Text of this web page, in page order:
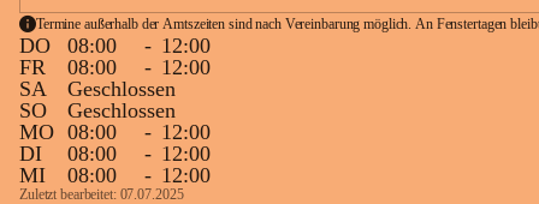
Termine außerhalb der Amtszeiten sind nach Vereinbarung möglich. An Fenstertagen
DO 08:00 - 12:00
FR
08:00 - 12:00
SA
Geschlossen
SO
Geschlossen
MO 08:00 - 12:00
DI
08:00 - 12:00
MI
08:00 - 12:00
Zuletzt bearbeitet: 07.07.2025